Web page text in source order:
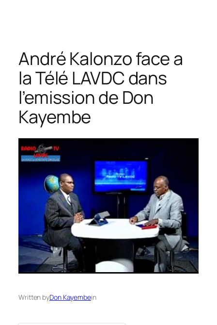
André Kalonzo face a
la Télé LAVDC dans
l’emission de Don
Kayembe
Written byDon Kayembein